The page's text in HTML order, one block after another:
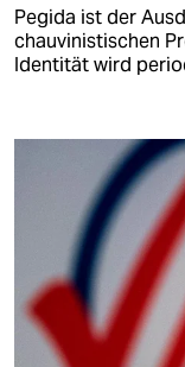
Pegida ist der
chauvinistischen
Identität wird